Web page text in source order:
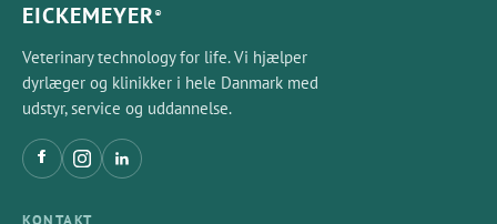
EICKEMEYER®
Veterinary technology for life. Vi hjælper
dyrlæger og klinikker i hele Danmark med
udstyr, service og uddannelse.
KONTAKT